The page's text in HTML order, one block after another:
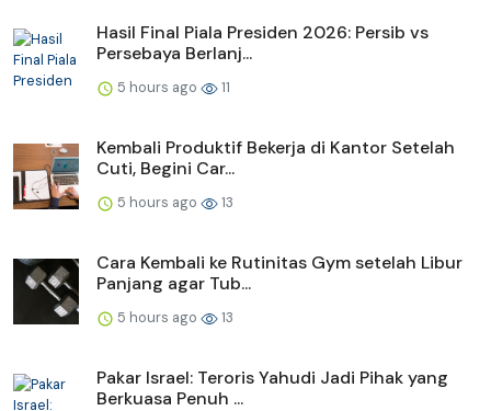
Hasil Final Piala Presiden 2026: Persib vs
Persebaya Berlanj...
5 hours ago 11
Kembali Produktif Bekerja di Kantor Setelah
Cuti, Begini Car...
5 hours ago 13
Cara Kembali ke Rutinitas Gym setelah Libur
Panjang agar Tub...
5 hours ago 13
Pakar Israel: Teroris Yahudi Jadi Pihak yang
Berkuasa Penuh ...